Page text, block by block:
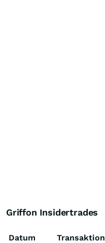
Griffon Insidertrades
Datum Transaktion